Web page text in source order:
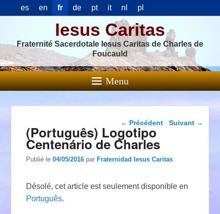
es en fr de pt it nl pl
Iesus Caritas
Fraternité Sacerdotale Iesus Caritas de Charles de
Foucauld
Menu
Navigation dans les
← Précédent Suivant →
(Português) Logotipo
Centenário de Charles
Publié le04/05/2016 parFraternidad Iesus Caritas
Désolé, cet article est seulement disponible en
Português.